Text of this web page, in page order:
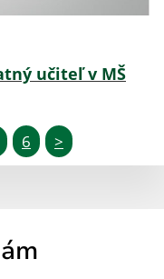
učiteľ v MŠ
6 >